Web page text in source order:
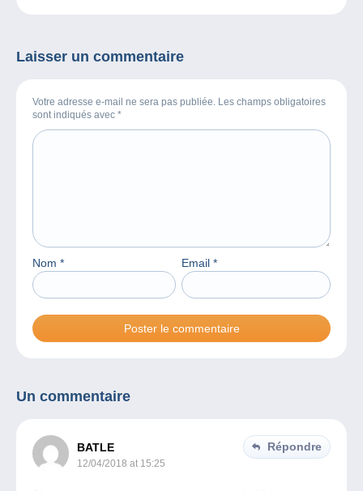
Laisser un commentaire
Votre adresse e-mail ne sera pas publiée. Les champs obligatoires
sont indiqués avec *
Nom * Email *
Un commentaire
BATLE
12/04/2018 at 15:25
Répondre